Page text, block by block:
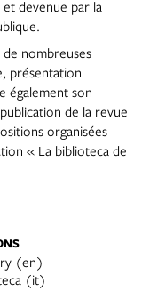
et devenue par la
de nombreuses
présentation
également son
de la revue
organisées
« La biblioteca de
(en)
(it)